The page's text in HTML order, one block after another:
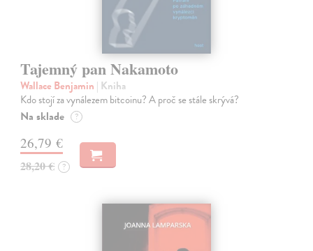
Tajemný pan Nakamoto
Wallace Benjamin | Kniha
Kdo stojí za vynálezem bitcoinu? A proč se stále skrývá?
Na sklade ?
26,79 €
28,20 € ?